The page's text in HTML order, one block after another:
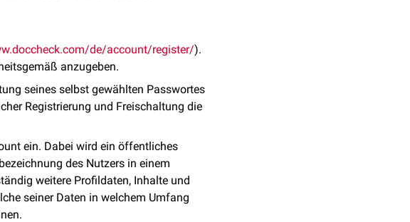
de/account/register/).
anzugeben.
seines selbst gewählten Passwortes
Registrierung und Freischaltung die
ein. Dabei wird ein öffentliches
des Nutzers in einem
weitere Profildaten, Inhalte und
seiner Daten in welchem Umfang